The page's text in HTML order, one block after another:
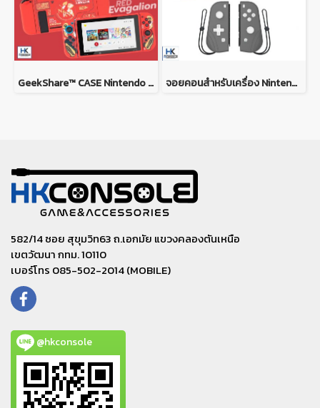
GeekShare™ CASE Nintendo Switch / Switch OLED MODEL เคส TPU เนื้อนิ่ม ยางซิลิโคน ลาย Evagalion PINK and RED จอยคอนสำหรับเครื่อง Nintendo Switch V.1/V.2/OLED/Lite Joy Con Pad For Nintendo Switch V.1/V.2/OLED/Lite
582/14 ซอย สุขุมวิท63 ถ.เอกมัย แขวงคลองตันเหนือ
เขตวัฒนา กทม. 10110
เบอร์โทร 085-502-2014 (MOBILE)
@hkconsole